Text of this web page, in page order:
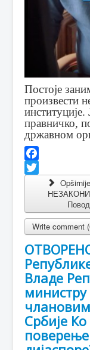
Постоје
произвести
институције.
правничко,
државном
Facebook
Write comment
Владе
Србије